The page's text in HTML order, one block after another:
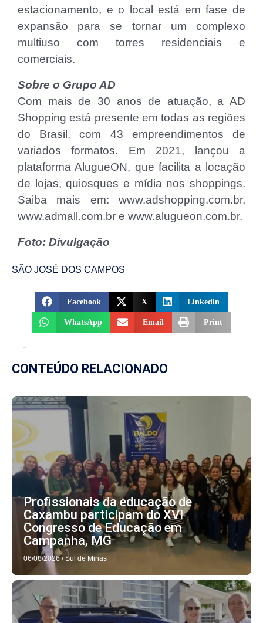
estacionamento, e o local está em fase de
expansão para se tornar um complexo
multiuso com torres residenciais e
comerciais.
Sobre o Grupo AD
Com mais de 30 anos de atuação, a AD
Shopping está presente em todas as regiões
do Brasil, com 43 empreendimentos de
variados formatos. Em 2021, lançou a
plataforma AlugueON, que facilita a locação
de lojas, quiosques e mídia nos shoppings.
Saiba mais em: www.adshopping.com.br,
www.admall.com.br e www.alugueon.com.br.
Foto: Divulgação
SÃO JOSÉ DOS CAMPOS
Facebook X Linkedin
WhatsApp Email Print
CONTEÚDO RELACIONADO
Profissionais da educação de
Caxambu participam do XVI
Congresso de Educação em
Campanha, MG
06/08/2026 / Sul de Minas